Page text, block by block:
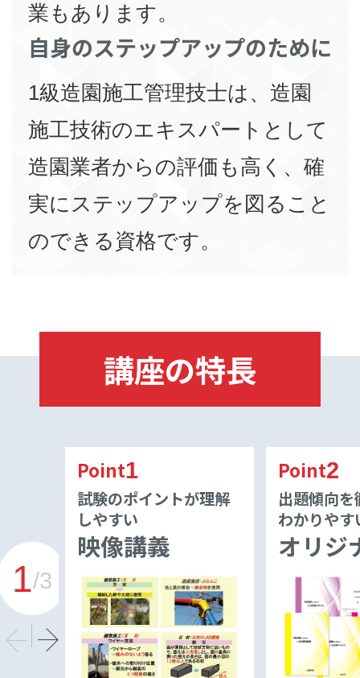
業もあります。
自身のステップアップのために
1級造園施工管理技士は、造園
施工技術のエキスパートとして
造園業者からの評価も高く、確
実にステップアップを図ること
のできる資格です。
講座の特長
1/3
PREV
next
Point1
試験のポイントが理解
しやすい
映像講義
Point2
出題傾向
わかりやす
オリジ